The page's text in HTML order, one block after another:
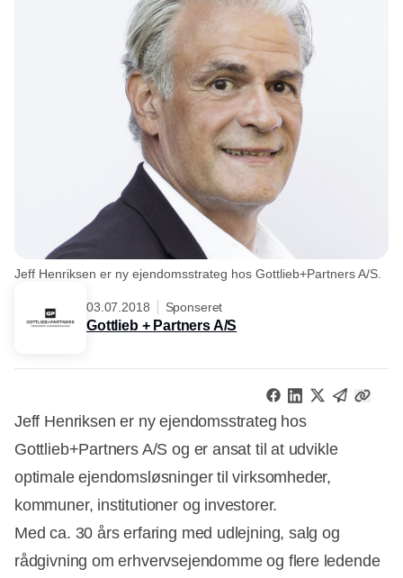
Jeff Henriksen er ny ejendomsstrateg hos Gottlieb+Partners A/S.
03.07.2018 Sponseret
Gottlieb + Partners A/S
Jeff Henriksen er ny ejendomsstrateg hos
Gottlieb+Partners A/S og er ansat til at udvikle
optimale ejendomsløsninger til virksomheder,
kommuner, institutioner og investorer.
Med ca. 30 års erfaring med udlejning, salg og
rådgivning om erhvervsejendomme og flere ledende